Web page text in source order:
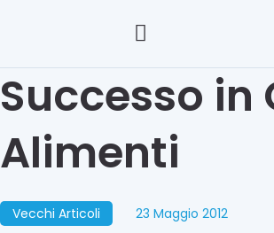
Successo in
Alimenti
Vecchi Articoli 23 Maggio 2012